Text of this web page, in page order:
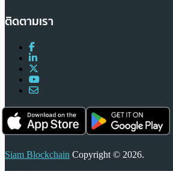
ติดตามเรา
Siam Blockchain Copyright © 2026.